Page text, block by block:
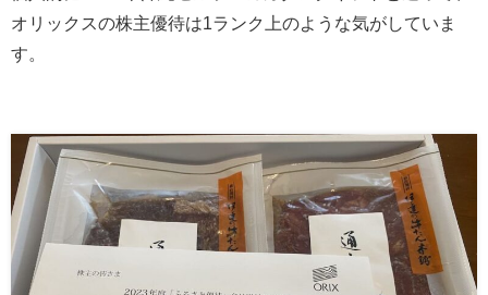
オリックスの株主優待は1ランク上のような気がしていま
す。